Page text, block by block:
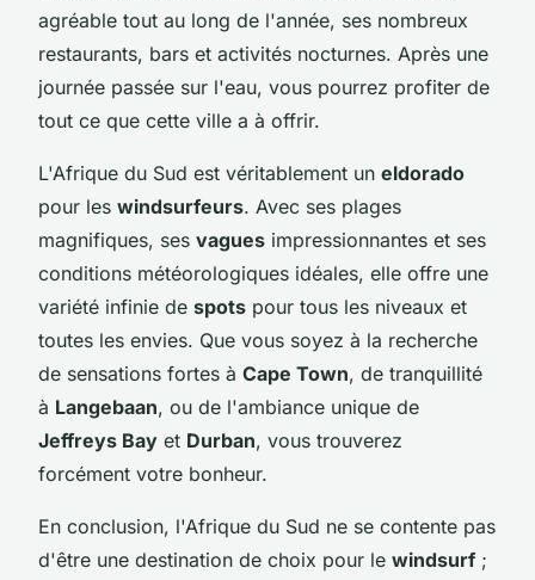
agréable tout au long de l'année, ses nombreux
restaurants, bars et activités nocturnes. Après une
journée passée sur l'eau, vous pourrez profiter de
tout ce que cette ville a à offrir.
L'Afrique du Sud est véritablement un eldorado
pour les windsurfeurs. Avec ses plages
magnifiques, ses vagues impressionnantes et ses
conditions météorologiques idéales, elle offre une
variété infinie de spots pour tous les niveaux et
toutes les envies. Que vous soyez à la recherche
de sensations fortes à Cape Town, de tranquillité
à Langebaan, ou de l'ambiance unique de
Jeffreys Bay et Durban, vous trouverez
forcément votre bonheur.
En conclusion, l'Afrique du Sud ne se contente pas
d'être une destination de choix pour le windsurf ;